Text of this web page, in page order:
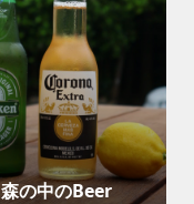
森の中のBeer